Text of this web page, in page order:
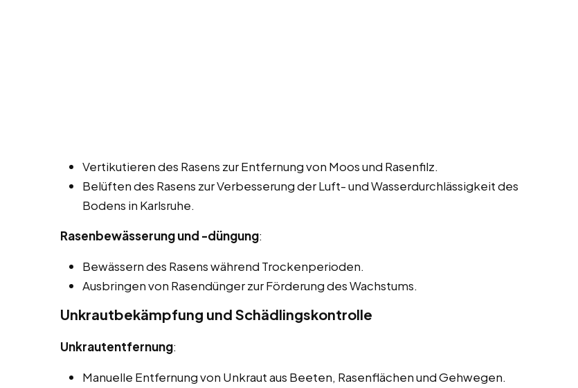
Vertikutieren des Rasens zur Entfernung von Moos und Rasenfilz.
Belüften des Rasens zur Verbesserung der Luft- und Wasserdurchlässigkeit des
Bodens in Karlsruhe.
Rasenbewässerung und -düngung:
Bewässern des Rasens während Trockenperioden.
Ausbringen von Rasendünger zur Förderung des Wachstums.
Unkrautbekämpfung und Schädlingskontrolle
Unkrautentfernung:
Manuelle Entfernung von Unkraut aus Beeten, Rasenflächen und Gehwegen.